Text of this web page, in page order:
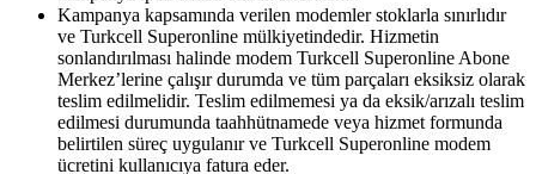
Kampanya kapsamında verilen modemler stoklarla sınırlıdır
ve Turkcell Superonline mülkiyetindedir. Hizmetin
sonlandırılması halinde modem Turkcell Superonline Abone
Merkez’lerine çalışır durumda ve tüm parçaları eksiksiz olarak
teslim edilmelidir. Teslim edilmemesi ya da eksik/arızalı teslim
edilmesi durumunda taahhütnamede veya hizmet formunda
belirtilen süreç uygulanır ve Turkcell Superonline modem
ücretini kullanıcıya fatura eder.